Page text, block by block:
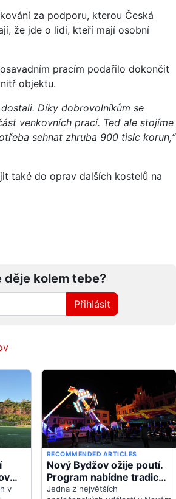
za podporu, kterou Česká
že jde o lidi, kteří mají osobní
pracím podařilo dokončit
objektu.
Díky dobrovolníkům se
venkovních prací. Teď ale stojíme
sehnat zhruba 900 tisíc korun,“
také do oprav dalších kostelů na
děje kolem tebe?
Přihlásit